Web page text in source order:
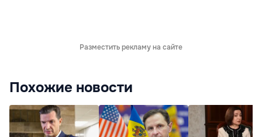
Разместить рекламу на сайте
Похожие новости